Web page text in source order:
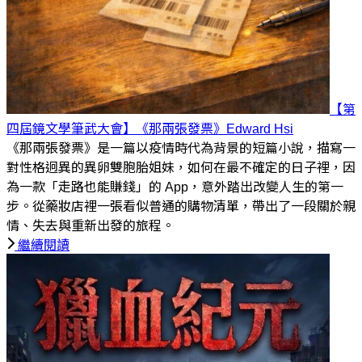
【第
四屆鏡文學筆武大會】《那兩張發票》 Edward Hsi
《那兩張發票》是一篇以疫情時代為背景的短篇小說，描寫一
對性格迥異的異卵雙胞胎姐妹，如何在最不確定的日子裡，因
為一款「走路也能賺錢」的 App，意外踏出改變人生的第一
步。從藥妝店裡一張看似普通的購物清單，帶出了一段關於親
情、失去與重新出發的旅程。
繼續閱讀